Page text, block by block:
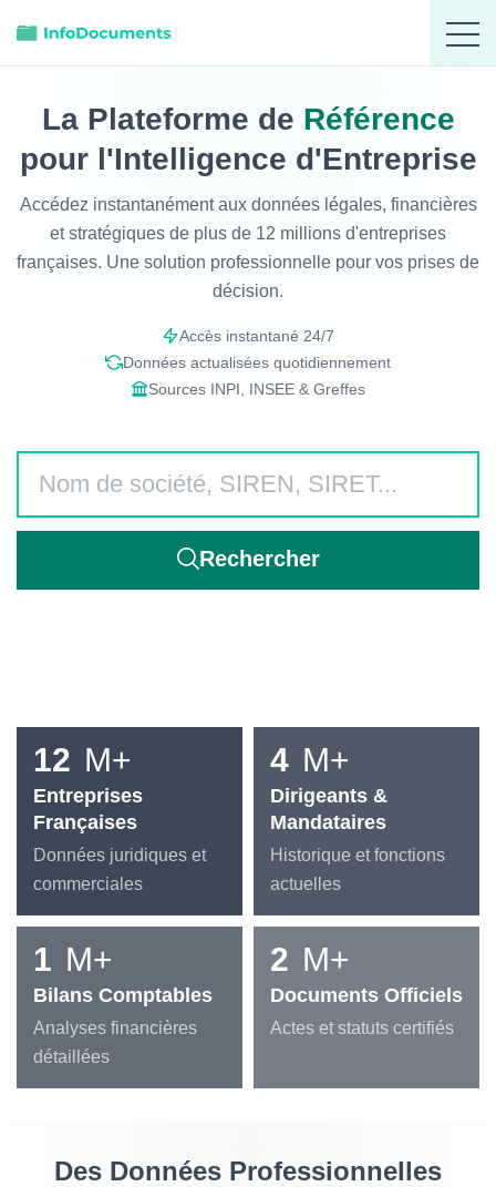
La Plateforme de Référence
pour l'Intelligence d'Entreprise
Accédez instantanément aux données légales, financières
et stratégiques de plus de 12 millions d'entreprises
françaises. Une solution professionnelle pour vos prises de
décision.
Accès instantané 24/7
Données actualisées quotidiennement
Sources INPI, INSEE & Greffes
Rechercher
12 M+
Entreprises
Françaises
Données juridiques et
commerciales
4 M+
Dirigeants &
Mandataires
Historique et fonctions
actuelles
1 M+
Bilans Comptables
Analyses financières
détaillées
2 M+
Documents Officiels
Actes et statuts certifiés
Des Données Professionnelles